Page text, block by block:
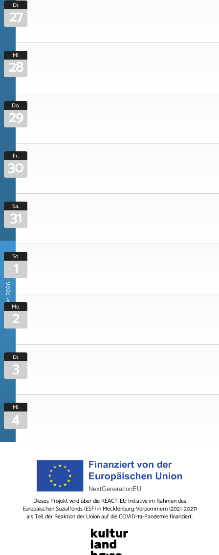
Di.
27
Mi.
28
Do.
29
Fr.
30
Sa.
31
November 2026
So.
1
Mo.
2
Di.
3
Mi.
4
Dieses Projekt wird über die REACT-EU Initiative im Rahmen des
Europäischen Sozialfonds (ESF) in Mecklenburg-Vorpommern (2021-2027)
als Teil der Reaktion der Union auf die COVID-19-Pandemie finanziert.